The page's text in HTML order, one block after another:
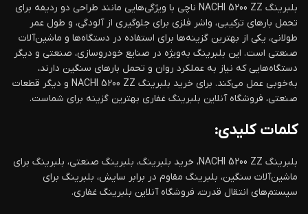
بلبرینگ NACHI 5200 ZZ ناچی با ویژگی‌هایی مانند طراحی دو ردیفه برای
تحمل بارهای ترکیبی، واشر فلزی برای جلوگیری از آلودگی، و طول عمر
طولانی، یکی از بهترین گزینه‌ها برای استفاده در دستگاه‌ها و ماشین‌آلات
صنعتی است. این بلبرینگ به‌ویژه در صنایع خودروسازی، صنعتی و دیگر
دستگاه‌هایی که نیاز به عملکرد روان و تحمل بارهای سنگین دارند،
به‌خوبی عمل می‌کند. برای خرید بلبرینگ NACHI 5200 ZZ و دیگر قطعات
صنعتی، فروشگاه آنلاین بلبرینگ غفاری بهترین گزینه برای شماست.
کلمات کلیدی:
بلبرینگ NACHI 5200 ZZ، خرید بلبرینگ، بلبرینگ صنعتی، بلبرینگ برای
ماشین‌آلات سنگین، بلبرینگ مقاوم در برابر سایش، بلبرینگ برای
سیستم‌های انتقال قدرت، فروشگاه آنلاین بلبرینگ غفاری.